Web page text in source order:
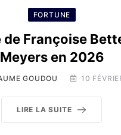
FORTUNE
de Françoise
Meyers en 2026
GOUDOU 10
LIRE LA SUITE